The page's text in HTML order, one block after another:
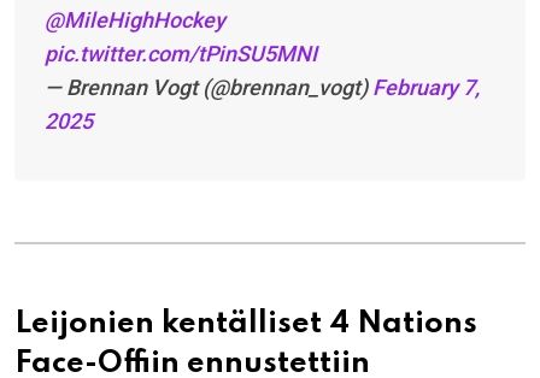
@MileHighHockey
pic.twitter.com/tPinSU5MNI
— Brennan Vogt (@brennan_vogt)February 7,
2025
Leijonien kentälliset 4 Nations
Face-Offiin ennustettiin